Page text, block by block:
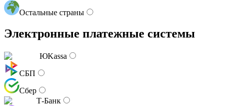
Остальные страны
Электронные платежные системы
ЮKassa
СБП
Сбер
Т-Банк